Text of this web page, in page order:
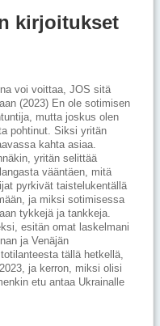
kirjoitukset
voi voittaa, JOS sitä
(2023) En ole sotimisen
mutta joskus olen
pohtinut. Siksi yritän
kahta asiaa.
yritän selittää
vääntäen, mitä
pyrkivät taistelukentällä
ja miksi sotimisessa
tykkejä ja tankkeja.
esitän omat laskelmani
ja Venäjän
tällä hetkellä,
ja kerron, miksi olisi
etu antaa Ukrainalle